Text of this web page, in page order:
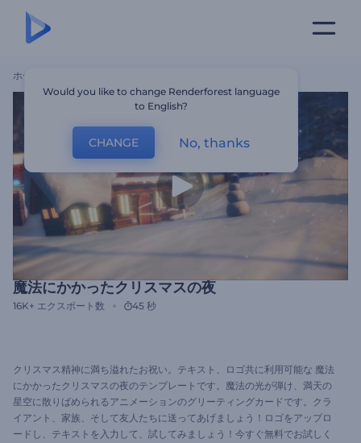
ホーム
魔法にかかったクリスマスの夜
16K+ エクスポート数 45 秒
クリスマス精神に満ち溢れたお祝い。テキスト、ロゴ共に利用可能な 魔法
にかかったクリスマスの夜のテンプレートです。魔法の光が弾け、満天の
星空に散りばめられるアニメーションのグリーティングカードです。クラ
イアント、家族、そして友人たちに送ってあげましょう！ロゴをアップロ
ードし、テキストを入力して、試してみましょう！今すぐ無料でお試しく
Would you like to change Renderforest language
to English?
CHANGE No, thanks